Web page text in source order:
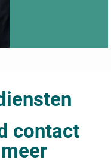
contact